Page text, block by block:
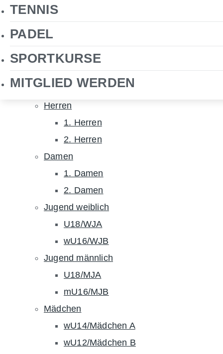
Clubgelände
Gastronomie
Förderverein Hockey
Kontakt
NHTC TV
Hockey
Herren
1. Herren
2. Herren
Damen
1. Damen
2. Damen
Jugend weiblich
U18/WJA
wU16/WJB
Jugend männlich
U18/MJA
mU16/MJB
Mädchen
wU14/Mädchen A
wU12/Mädchen B
TENNIS
PADEL
SPORTKURSE
MITGLIED WERDEN